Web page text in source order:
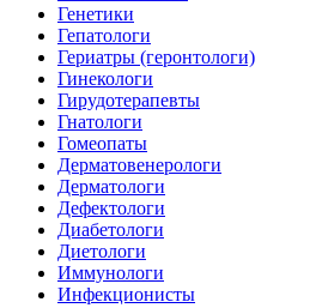
Генетики
Гепатологи
Гериатры (геронтологи)
Гинекологи
Гирудотерапевты
Гнатологи
Гомеопаты
Дерматовенерологи
Дерматологи
Дефектологи
Диабетологи
Диетологи
Иммунологи
Инфекционисты